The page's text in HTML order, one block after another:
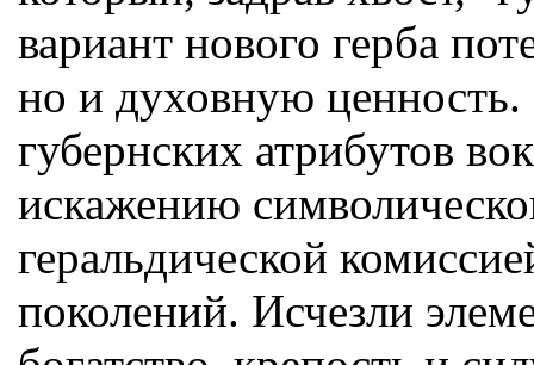
вариант нового герба
но и духовную ценность.
губернских атрибутов
искажению
геральдической
поколений. Исчезли